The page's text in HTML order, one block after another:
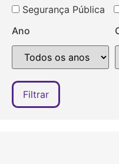
Segurança Pública
Ano